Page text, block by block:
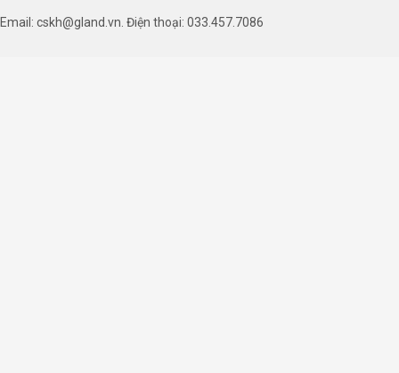
Email: cskh@gland.vn. Điện thoại: 033.457.7086